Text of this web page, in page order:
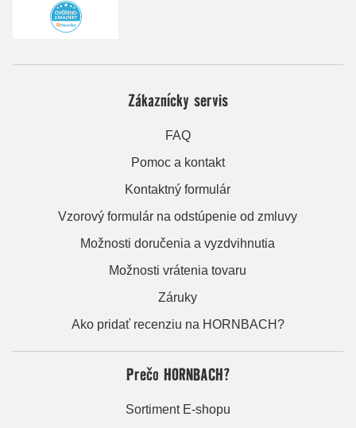
Zákaznícky servis
FAQ
Pomoc a kontakt
Kontaktný formulár
Vzorový formulár na odstúpenie od zmluvy
Možnosti doručenia a vyzdvihnutia
Možnosti vrátenia tovaru
Záruky
Ako pridať recenziu na HORNBACH?
Prečo HORNBACH?
Sortiment E-shopu